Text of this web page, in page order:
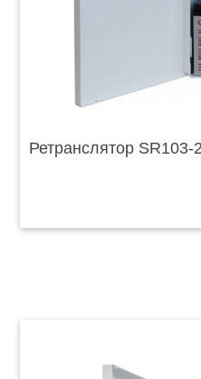
Ретранслятор